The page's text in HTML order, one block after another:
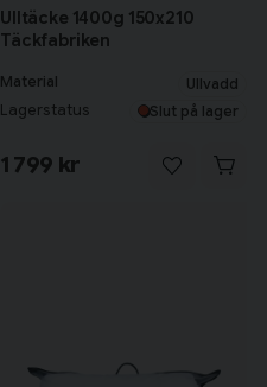
Ulltäcke 1400g 150x210
Täckfabriken
Material Ullvadd
Lagerstatus Slut på lager
1 799 kr